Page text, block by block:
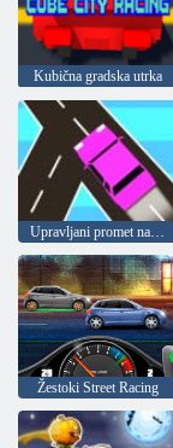
Kubična gradska utrka
Upravljani promet na mreži
Žestoki Street Racing